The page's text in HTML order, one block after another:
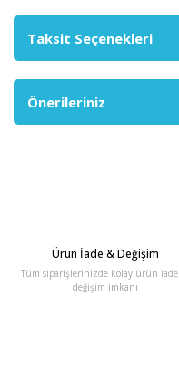
Taksit Seçenekleri
Önerileriniz
Ürün İade & Değişim
Tüm siparişlerinizde kolay ürün iade
değişim imkanı